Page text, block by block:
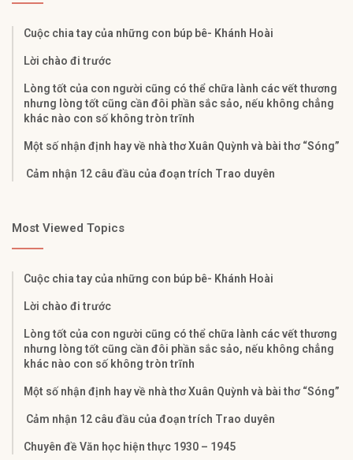
Cuộc chia tay của những con búp bê- Khánh Hoài
Lời chào đi trước
Lòng tốt của con người cũng có thể chữa lành các vết thương
nhưng lòng tốt cũng cần đôi phần sắc sảo, nếu không chẳng
khác nào con số không tròn trĩnh
Một số nhận định hay về nhà thơ Xuân Quỳnh và bài thơ “Sóng”
Cảm nhận 12 câu đầu của đoạn trích Trao duyên
Most Viewed Topics
Cuộc chia tay của những con búp bê- Khánh Hoài
Lời chào đi trước
Lòng tốt của con người cũng có thể chữa lành các vết thương
nhưng lòng tốt cũng cần đôi phần sắc sảo, nếu không chẳng
khác nào con số không tròn trĩnh
Một số nhận định hay về nhà thơ Xuân Quỳnh và bài thơ “Sóng”
Cảm nhận 12 câu đầu của đoạn trích Trao duyên
Chuyên đề Văn học hiện thực 1930 – 1945